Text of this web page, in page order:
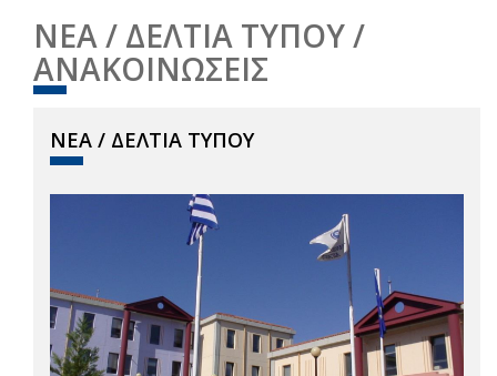
ΝΕΑ / ΔΕΛΤΙΑ ΤΥΠΟΥ /
ΑΝΑΚΟΙΝΩΣΕΙΣ
ΝΕΑ / ΔΕΛΤΙΑ ΤΥΠΟΥ